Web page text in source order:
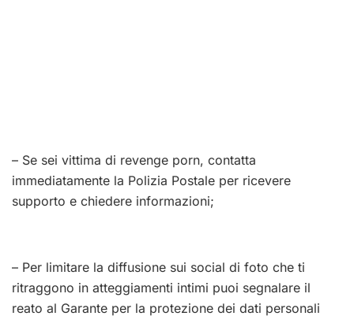
– Se sei vittima di revenge porn, contatta
immediatamente la Polizia Postale per ricevere
supporto e chiedere informazioni;
– Per limitare la diffusione sui social di foto che ti
ritraggono in atteggiamenti intimi puoi segnalare il
reato al Garante per la protezione dei dati personali